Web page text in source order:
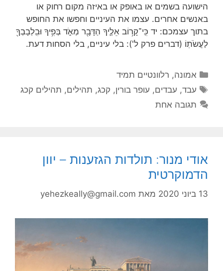
הישועה בשמים או באופק או באיזה מקום רחוק או
באנשים אחרים. עצמו את העיניים וחפשו את החופש
בתוך עצמכם: יד כִּֽי־קָר֥וֹב אֵלֶ֛יךָ הַדָּבָ֖ר מְאֹ֑ד בְּפִ֥יךָ וּבִֽלְבָבְךָ֖
לַעֲשֹׂתֽוֹ (דברים פרק ל'): בלי עיניים, בלי הסחות דעת.
קטגוריות
אמונה, רלוונטיים תמיד
תגיות
עבד, עבדים, עופר בורין, קכג, תהילים, תהילים קכג
תגובה אחת
אודי מנור: תולדות הגזענות – יוון
הדמוקרטית
13 ביוני 2020 מאת yehezkeally@gmail.com